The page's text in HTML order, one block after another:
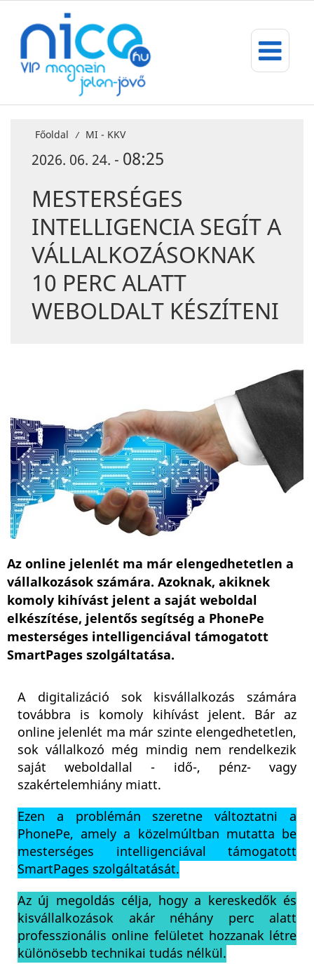
Főoldal / MI - KKV
2026. 06. 24. - 08:25
MESTERSÉGES
INTELLIGENCIA SEGÍT A
VÁLLALKOZÁSOKNAK
10 PERC ALATT
WEBOLDALT KÉSZÍTENI
Az online jelenlét ma már elengedhetetlen a
vállalkozások számára. Azoknak, akiknek
komoly kihívást jelent a saját weboldal
elkészítése, jelentős segítség a PhonePe
mesterséges intelligenciával támogatott
SmartPages szolgáltatása.
A digitalizáció sok kisvállalkozás számára
továbbra is komoly kihívást jelent. Bár az
online jelenlét ma már szinte elengedhetetlen,
sok vállalkozó még mindig nem rendelkezik
saját weboldallal - idő-, pénz- vagy
szakértelemhiány miatt.
Ezen a problémán szeretne változtatni a
PhonePe, amely a közelmúltban mutatta be
mesterséges intelligenciával támogatott
SmartPages szolgáltatását.
Az új megoldás célja, hogy a kereskedők és
kisvállalkozások akár néhány perc alatt
professzionális online felületet hozzanak létre
különösebb technikai tudás nélkül.